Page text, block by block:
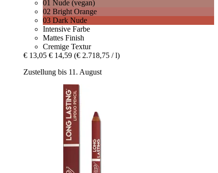
01 Nude (vegan)
02 Bright Orange
03 Dark Nude
Intensive Farbe
Mattes Finish
Cremige Textur
€ 13,05 € 14,59 (€ 2.718,75 / l)
Zustellung bis 11. August